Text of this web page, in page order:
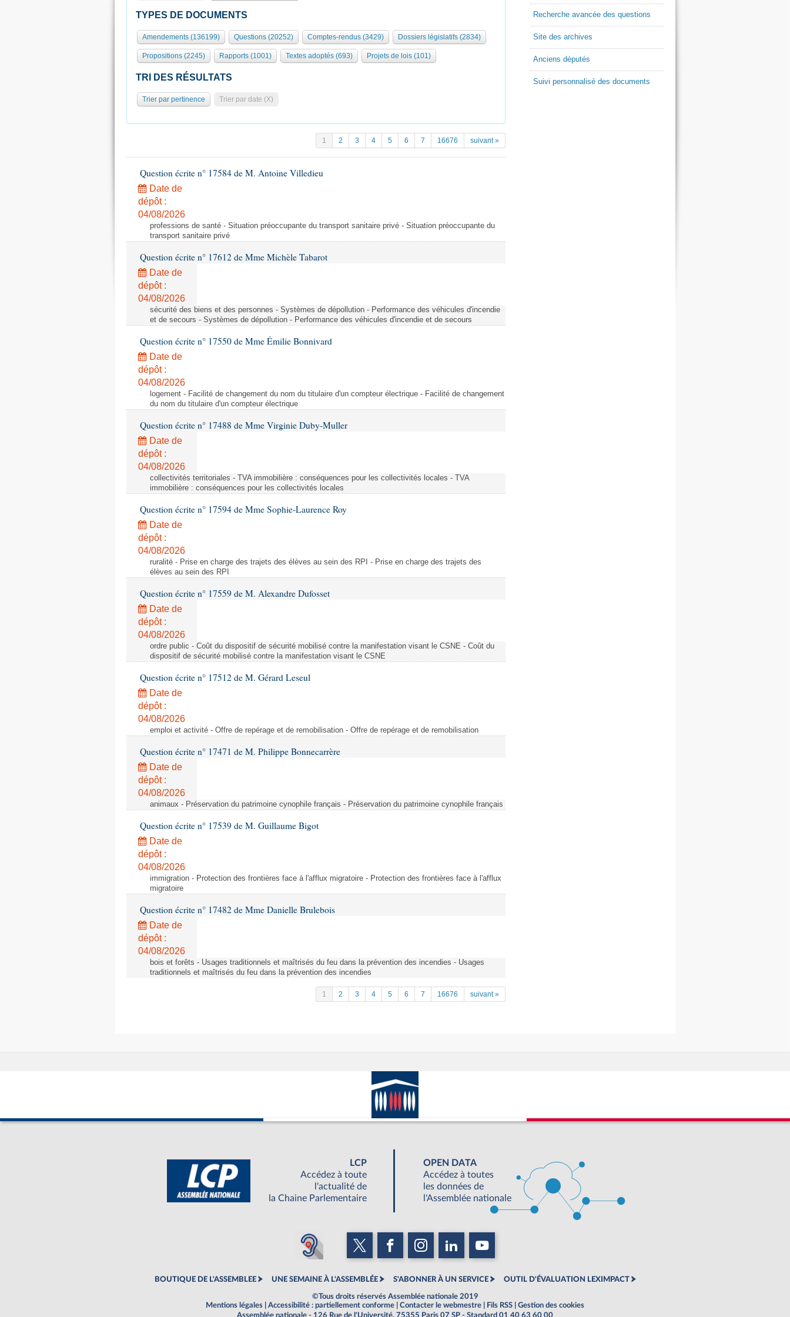
TYPES DE DOCUMENTS
Amendements (136199) Questions (20252) Comptes-rendus (3429) Dossiers législatifs (2834)
Propositions (2245) Rapports (1001) Textes adoptés (693) Projets de lois (101)
TRI DES RÉSULTATS
Trier par pertinence Trier par date (X)
1 2 3 4 5 6 7 16676 suivant »
Question écrite n° 17584 de M. Antoine Villedieu
Date de
dépôt :
04/08/2026
professions de santé - Situation préoccupante du transport sanitaire privé - Situation préoccupante du
transport sanitaire privé
Question écrite n° 17612 de Mme Michèle Tabarot
Date de
dépôt :
04/08/2026
sécurité des biens et des personnes - Systèmes de dépollution - Performance des véhicules d'incendie
et de secours - Systèmes de dépollution - Performance des véhicules d'incendie et de secours
Question écrite n° 17550 de Mme Émilie Bonnivard
Date de
dépôt :
04/08/2026
logement - Facilité de changement du nom du titulaire d'un compteur électrique - Facilité de changement
du nom du titulaire d'un compteur électrique
Question écrite n° 17488 de Mme Virginie Duby-Muller
Date de
dépôt :
04/08/2026
collectivités territoriales - TVA immobilière : conséquences pour les collectivités locales - TVA
immobilière : conséquences pour les collectivités locales
Question écrite n° 17594 de Mme Sophie-Laurence Roy
Date de
dépôt :
04/08/2026
ruralité - Prise en charge des trajets des élèves au sein des RPI - Prise en charge des trajets des
élèves au sein des RPI
Question écrite n° 17559 de M. Alexandre Dufosset
Date de
dépôt :
04/08/2026
ordre public - Coût du dispositif de sécurité mobilisé contre la manifestation visant le CSNE - Coût du
dispositif de sécurité mobilisé contre la manifestation visant le CSNE
Question écrite n° 17512 de M. Gérard Leseul
Date de
dépôt :
04/08/2026
emploi et activité - Offre de repérage et de remobilisation - Offre de repérage et de remobilisation
Question écrite n° 17471 de M. Philippe Bonnecarrère
Date de
dépôt :
04/08/2026
animaux - Préservation du patrimoine cynophile français - Préservation du patrimoine cynophile français
Question écrite n° 17539 de M. Guillaume Bigot
Date de
dépôt :
04/08/2026
immigration - Protection des frontières face à l'afflux migratoire - Protection des frontières face à l'afflux
migratoire
Question écrite n° 17482 de Mme Danielle Brulebois
Date de
dépôt :
04/08/2026
bois et forêts - Usages traditionnels et maîtrisés du feu dans la prévention des incendies - Usages
traditionnels et maîtrisés du feu dans la prévention des incendies
1 2 3 4 5 6 7 16676 suivant »
Recherche avancée des questions
Site des archives
Anciens députés
Suivi personnalisé des documents
LCP
Accédez à toute
l'actualité de
la Chaine Parlementaire
OPEN DATA
Accédez à toutes
les données de
l'Assemblée nationale
BOUTIQUE DE L'ASSEMBLEE UNE SEMAINE À L'ASSEMBLÉE S'ABONNER À UN SERVICE OUTIL D'ÉVALUATION LEXIMPACT
©Tous droits réservés Assemblée nationale 2019
Mentions légales
Accessibilité : partiellement conforme Contacter le webmestre Fils RSS
Gestion des cookies
Assemblée nationale - 126 Rue de l'Université, 75355 Paris 07 SP - Standard 01 40 63 60 00